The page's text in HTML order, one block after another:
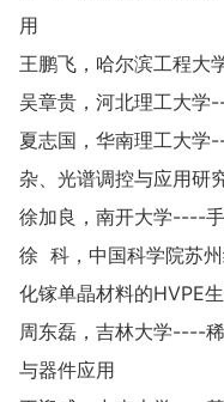
用
王鹏飞，哈尔滨工程大
吴章贵，河北理工大学
夏志国，华南理工大学
杂、光谱调控与应用研
徐加良，南开大学----
徐 科，中国科学院苏
化镓单晶材料的HVPE
周东磊，吉林大学----
与器件应用